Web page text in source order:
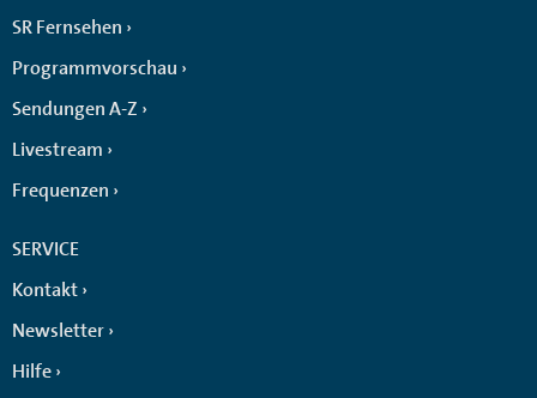
SR Fernsehen
Programmvorschau
Sendungen A-Z
Livestream
Frequenzen
SERVICE
Kontakt
Newsletter
Hilfe